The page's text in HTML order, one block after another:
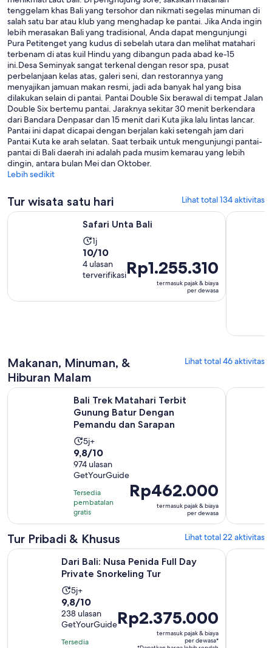
tenggelam khas Bali yang tersohor dan nikmati segelas minuman di
salah satu bar atau klub yang menghadap ke pantai. Jika Anda ingin
lebih merasakan Bali yang tradisional, Anda dapat mengunjungi
Pura Petitenget yang kudus di sebelah utara dan melihat matahari
terbenam di atas kuil Hindu yang dibangun pada abad ke-15
ini.Desa Seminyak sangat terkenal dengan resor spa, pusat
perbelanjaan kelas atas, galeri seni, dan restorannya yang
menyajikan jamuan makan resmi, jadi ada banyak hal yang bisa
dilakukan selain di pantai. Pantai Double Six berawal di tempat Jalan
Double Six bertemu pantai. Jaraknya sekitar 30 menit berkendara
dari Bandara Denpasar dan 15 menit dari Kuta jika lalu lintas lancar.
Pantai ini dapat dicapai dengan berjalan kaki setengah jam dari
Pantai Kuta ke arah selatan. Saat terbaik untuk mengunjungi pantai-
pantai di Bali daerah ini adalah pada musim kemarau yang lebih
dingin, antara bulan Mei dan Oktober.
Lebih sedikit
Tur wisata satu hari Lihat total 134 aktivitas
Safari Unta Bali
Durasi
aktivitas
adalah
1
1j
10.0
dari
10
4
10/10
4 ulasan
terverifikasi
Harga
Rp1.255.310
dewasa
Rp1.255.310
termasuk pajak & biaya
per dewasa
Safari Unta Bali Buka di tab baru Dari Bali:
Makanan, Minuman, &
Hiburan Malam
Lihat total 46 aktivitas
Bali Trek Matahari Terbit
Gunung Batur Dengan
Pemandu dan Sarapan
Durasi
aktivitas
adalah
5
jam
5j+
9.8
dari
10
dengan
974
ulasan
9,8/10
974 ulasan
GetYourGuide
Tersedia
pembatalan
gratis
Harga
Rp462.000
dewasa
Rp462.000
termasuk pajak & biaya
per dewasa
Bali Trek Matahari Terbit Gunung Batur Dengan Pemandu
Bali/
Tur Pribadi & Khusus Lihat total 22 aktivitas
Dari Bali: Nusa Penida Full Day
Private Snorkeling Tur
Durasi
aktivitas
adalah
5
jam
5j+
9.8
dari
10
dengan
9,8/10
238 ulasan
GetYourGuide
Tersedia
Harga
Rp2.375.000
Rp2.375.000
termasuk pajak & biaya
per dewasa*
Dari Bali: Nusa Penida Full Day Private Snorkeling TurBuka di